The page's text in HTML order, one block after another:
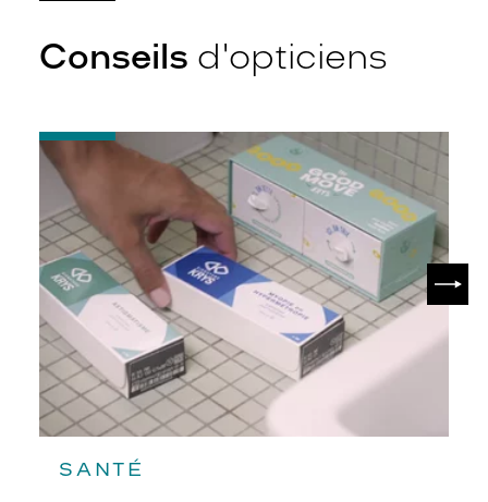
Conseils d'opticiens
SANTÉ
-
Quelques
conseils
pour
débuter
avec
ses
lentilles